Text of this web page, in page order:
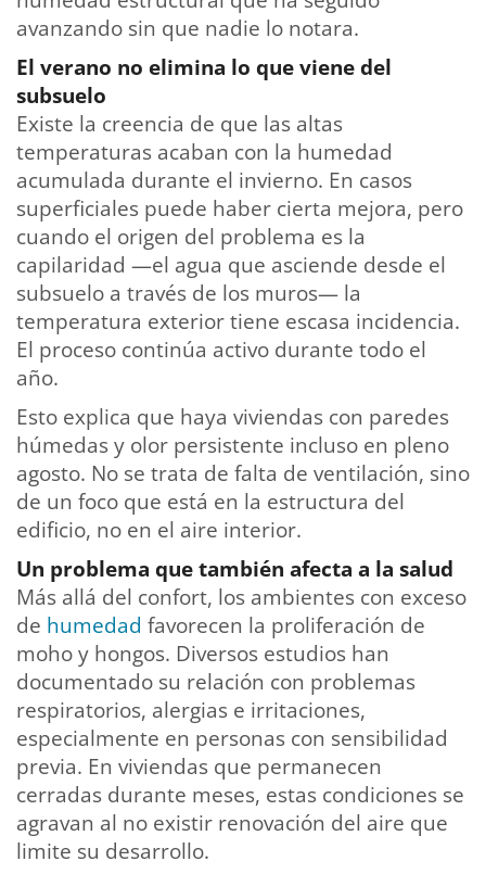
avanzando sin que nadie lo notara.
El verano no elimina lo que viene del
subsuelo
Existe la creencia de que las altas
temperaturas acaban con la humedad
acumulada durante el invierno. En casos
superficiales puede haber cierta mejora, pero
cuando el origen del problema es la
capilaridad —el agua que asciende desde el
subsuelo a través de los muros— la
temperatura exterior tiene escasa incidencia.
El proceso continúa activo durante todo el
año.
Esto explica que haya viviendas con paredes
húmedas y olor persistente incluso en pleno
agosto. No se trata de falta de ventilación, sino
de un foco que está en la estructura del
edificio, no en el aire interior.
Un problema que también afecta a la salud
Más allá del confort, los ambientes con exceso
de humedad favorecen la proliferación de
moho y hongos. Diversos estudios han
documentado su relación con problemas
respiratorios, alergias e irritaciones,
especialmente en personas con sensibilidad
previa. En viviendas que permanecen
cerradas durante meses, estas condiciones se
agravan al no existir renovación del aire que
limite su desarrollo.